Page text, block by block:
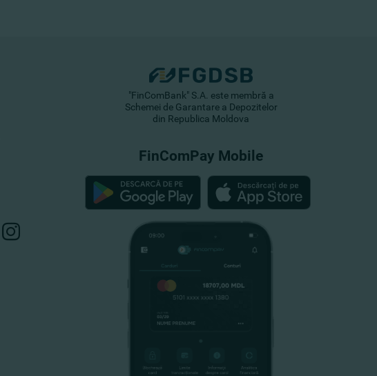
"FinComBank" S.A. este membră a
Schemei de Garantare a Depozitelor
din Republica Moldova
FinComPay Mobile